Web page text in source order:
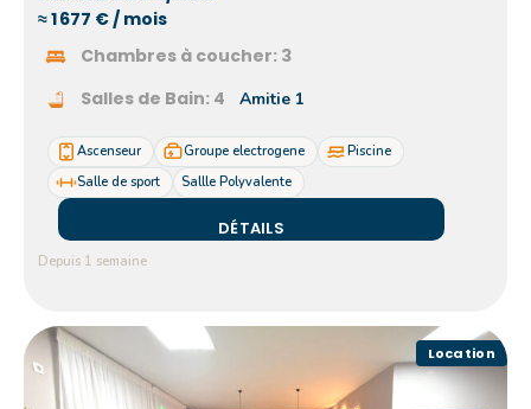
≈ 1 677 € / mois
Chambres à coucher: 3
Salles de Bain: 4 Amitie 1
Ascenseur Groupe electrogene
Piscine
Salle de sport
Sallle Polyvalente
Depuis 1 semaine
DÉTAILS
Location